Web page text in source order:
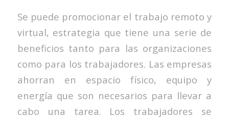
Se puede promocionar el trabajo remoto y
virtual, estrategia que tiene una serie de
beneficios tanto para las organizaciones
como para los trabajadores. Las empresas
ahorran en espacio físico, equipo y
energía que son necesarios para llevar a
cabo una tarea. Los trabajadores se